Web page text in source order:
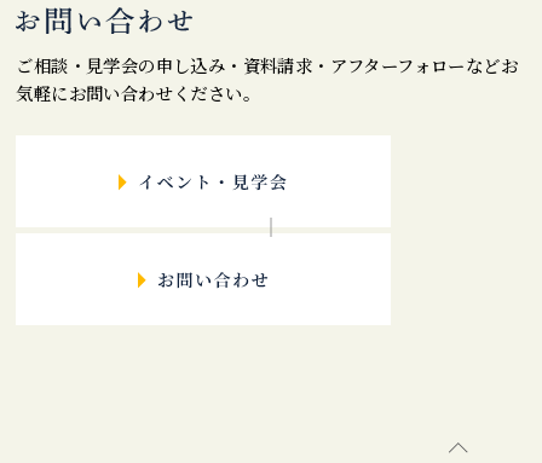
ご相談・見学会の申し込み・資料請求・アフターフォローなどお
気軽にお問い合わせください。